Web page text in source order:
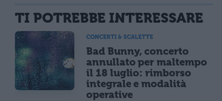
TI POTREBBE INTERESSARE
CONCERTI & SCALETTE
Bad Bunny, concerto
annullato per maltempo
il 18 luglio: rimborso
integrale e modalità
operative